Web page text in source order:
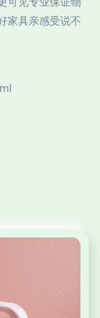
家具亲感受说不